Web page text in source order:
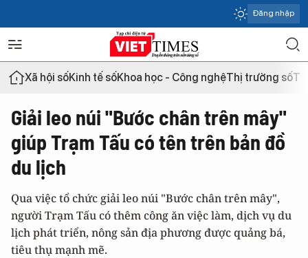
Đăng nhập
Xã hội sốKinh tế sốKhoa học - Công nghệThị trường số
Giải leo núi "Bước chân trên mây"
giúp Trạm Tấu có tên trên bản đồ
du lịch
Qua việc tổ chức giải leo núi "Bước chân trên mây",
người Trạm Tấu có thêm công ăn việc làm, dịch vụ du
lịch phát triển, nông sản địa phương được quảng bá,
tiêu thụ mạnh mẽ.